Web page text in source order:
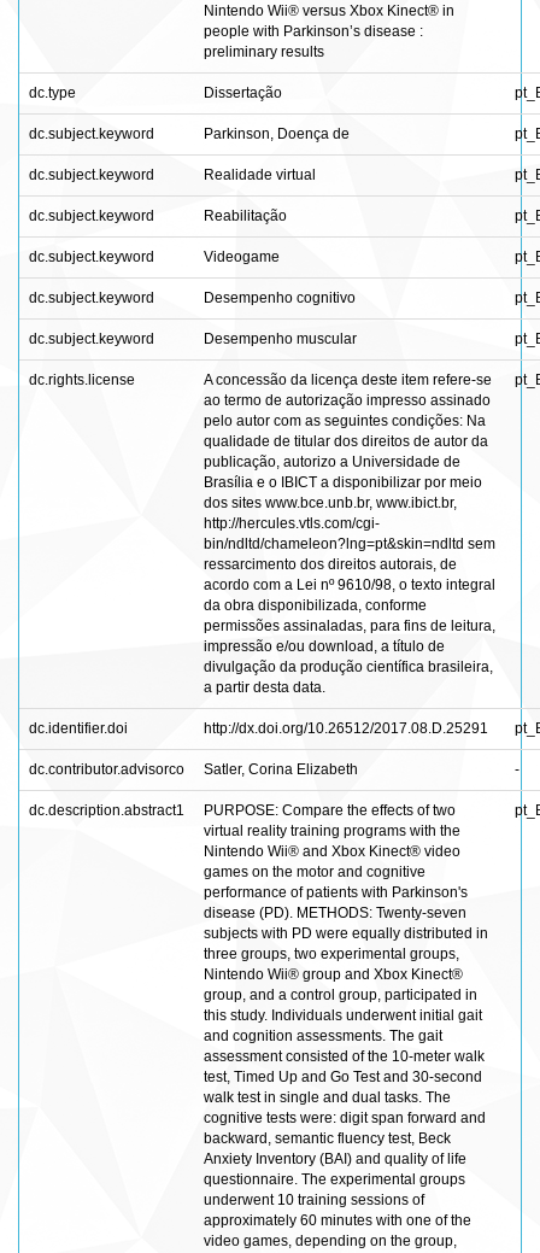
Nintendo Wii® versus Xbox Kinect® in
people with Parkinson’s disease :
preliminary results
dc.type Dissertação
dc.subject.keyword Parkinson, Doença de
dc.subject.keyword Realidade virtual
dc.subject.keyword Reabilitação
dc.subject.keyword Videogame
dc.subject.keyword Desempenho cognitivo
dc.subject.keyword Desempenho muscular
dc.rights.license
A concessão da licença deste item refere-se
ao termo de autorização impresso assinado
pelo autor com as seguintes condições: Na
qualidade de titular dos direitos de autor da
publicação, autorizo a Universidade de
Brasília e o IBICT a disponibilizar por meio
dos sites www.bce.unb.br, www.ibict.br,
http://hercules.vtls.com/cgi-
bin/ndltd/chameleon?lng=pt&skin=ndltd sem
ressarcimento dos direitos autorais, de
acordo com a Lei nº 9610/98, o texto integral
da obra disponibilizada, conforme
permissões assinaladas, para fins de leitura,
impressão e/ou download, a título de
divulgação da produção científica brasileira,
a partir desta data.
dc.identifier.doi http://dx.doi.org/10.26512/2017.08.D.25291
dc.contributor.advisorco Satler, Corina Elizabeth -
dc.description.abstract1
PURPOSE: Compare the effects of two
virtual reality training programs with the
Nintendo Wii® and Xbox Kinect® video
games on the motor and cognitive
performance of patients with Parkinson's
disease (PD). METHODS: Twenty-seven
subjects with PD were equally distributed in
three groups, two experimental groups,
Nintendo Wii® group and Xbox Kinect®
group, and a control group, participated in
this study. Individuals underwent initial gait
and cognition assessments. The gait
assessment consisted of the 10-meter walk
test, Timed Up and Go Test and 30-second
walk test in single and dual tasks. The
cognitive tests were: digit span forward and
backward, semantic fluency test, Beck
Anxiety Inventory (BAI) and quality of life
questionnaire. The experimental groups
underwent 10 training sessions of
approximately 60 minutes with one of the
video games, depending on the group,